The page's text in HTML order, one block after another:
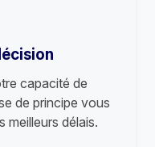
capacité de
de principe vous
meilleurs délais.